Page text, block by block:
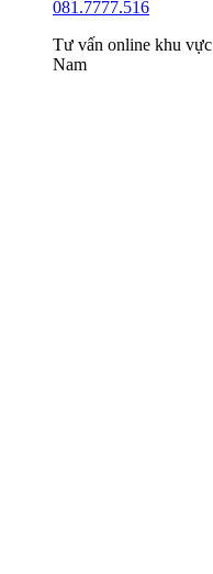
081.7777.516
Tư vấn online khu vực
Nam